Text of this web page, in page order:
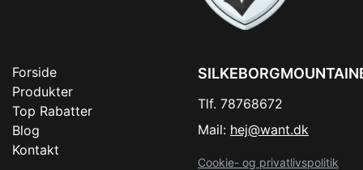
Forside
Produkter
Top Rabatter
Blog
Kontakt
Tlf. 78768672
Mail: hej@want.dk
Cookie- og privatlivspolitik